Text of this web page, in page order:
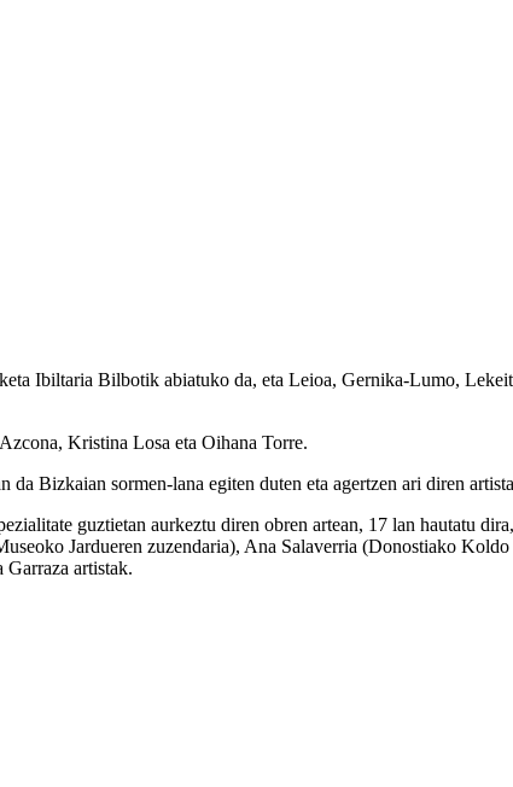
Ibiltaria Bilbotik abiatuko da, eta Leioa, Gernika-Lumo,
Kristina Losa eta Oihana Torre.
Bizkaian sormen-lana egiten duten eta agertzen ari diren
guztietan aurkeztu diren obren artean, 17 lan hautatu
Jardueren zuzendaria), Ana Salaverria (Donostiako
artistak.